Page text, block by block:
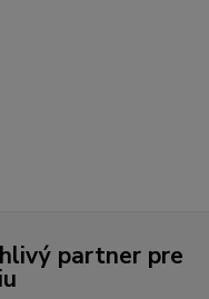
partner pre